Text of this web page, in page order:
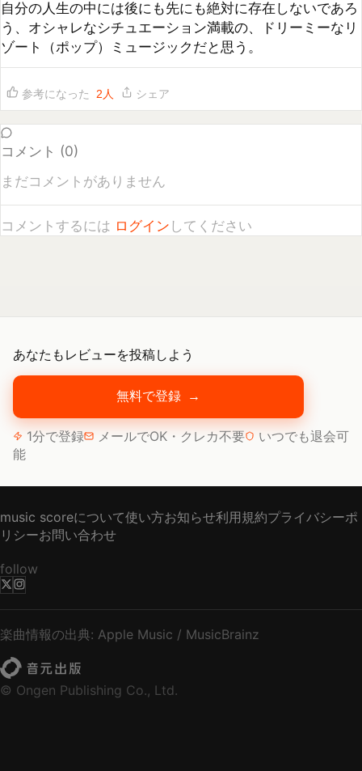
参考になった 2人 シェア
コメント (0 )
コメントするには
あなたもレビューを投稿しよう
無料で登録 →
1分で登録 メールでOK・クレカ不要
いつでも退会可
能
music scoreについて使い方お知らせ利用規約プライバシーポ
リシーお問い合わせ
follow
楽曲情報の出典: Apple Music / MusicBrainz
© Ongen Publishing Co., Ltd.